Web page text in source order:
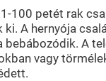
100 petét rak
ki. A hernyója
bebábozódik. A
vagy